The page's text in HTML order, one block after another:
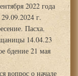
2022 года
г.
Пасха.
14.04.23
бдение 21 мая
вопрос о начале